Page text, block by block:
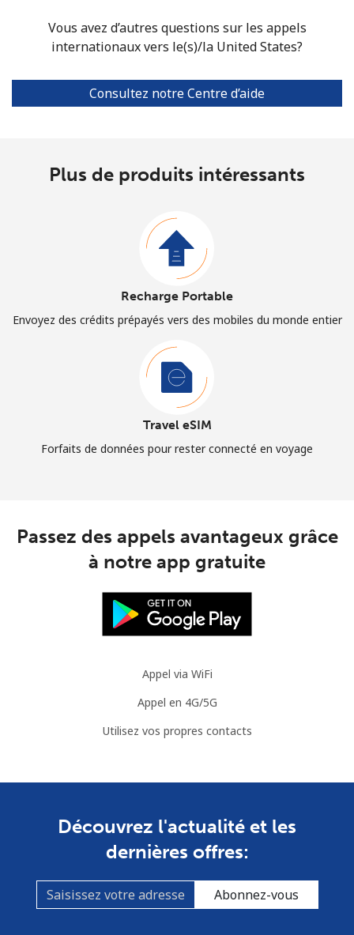
Vous avez d’autres questions sur les appels
internationaux vers le(s)/la United States?
Consultez notre Centre d’aide
Plus de produits intéressants
Recharge Portable
Envoyez des crédits prépayés vers des mobiles du monde entier
Travel eSIM
Forfaits de données pour rester connecté en voyage
Passez des appels avantageux grâce
à notre app gratuite
Appel via WiFi
Appel en 4G/5G
Utilisez vos propres contacts
Découvrez l'actualité et les
dernières offres:
Abonnez-vous